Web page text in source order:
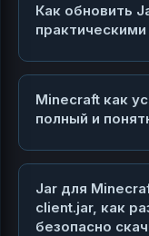
Как обновить
Minecraft как
полный и
Jar для
client.jar, как
безопасно